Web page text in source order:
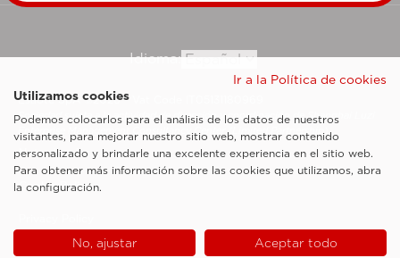
Idioma:
Esaote SpA ©2026 - Vat Code IT05131180969
Sociedad sujeta a la actividad de dirección y coordinación de Shanghai Luzi
Enterprise Management Consultancy Center (Limited Partnership)
Notas legales
Cookie Policy
Ir a la Política de cookies
Utilizamos cookies
Podemos colocarlos para el análisis de los datos de nuestros
visitantes, para mejorar nuestro sitio web, mostrar contenido
personalizado y brindarle una excelente experiencia en el sitio web.
Para obtener más información sobre las cookies que utilizamos, abra
la configuración.
No, ajustar Aceptar todo